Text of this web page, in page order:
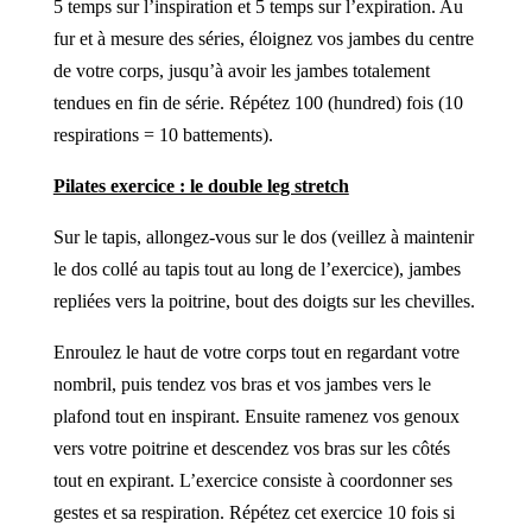
5 temps sur l’inspiration et 5 temps sur l’expiration. Au
fur et à mesure des séries, éloignez vos jambes du centre
de votre corps, jusqu’à avoir les jambes totalement
tendues en fin de série. Répétez 100 (hundred) fois (10
respirations = 10 battements).
Pilates exercice : le double leg stretch
Sur le tapis, allongez-vous sur le dos (veillez à maintenir
le dos collé au tapis tout au long de l’exercice), jambes
repliées vers la poitrine, bout des doigts sur les chevilles.
Enroulez le haut de votre corps tout en regardant votre
nombril, puis tendez vos bras et vos jambes vers le
plafond tout en inspirant. Ensuite ramenez vos genoux
vers votre poitrine et descendez vos bras sur les côtés
tout en expirant. L’exercice consiste à coordonner ses
gestes et sa respiration. Répétez cet exercice 10 fois si